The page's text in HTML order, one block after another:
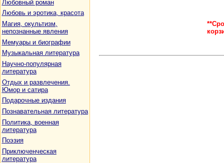
Любовный роман
Любовь и эротика, красота
Магия, окультизм,
непознанные явления
Мемуары и биографии
Музыкальная литература
Научно-популярная
литература
Отдых и развлечения.
Юмор и сатира
Подарочные издания
Познавательная литература
Политика, военная
литература
Поэзия
Приключенческая
литература